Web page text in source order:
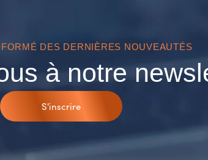
DES DERNIÈRES NOUVEAUTÉS
à notre
S'inscrire